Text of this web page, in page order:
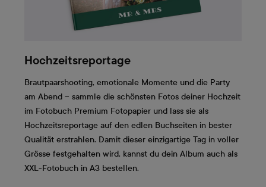
Hochzeitsreportage
Brautpaarshooting, emotionale Momente und die Party
am Abend – sammle die schönsten Fotos deiner Hochzeit
im Fotobuch Premium Fotopapier und lass sie als
Hochzeitsreportage auf den edlen Buchseiten in bester
Qualität erstrahlen. Damit dieser einzigartige Tag in voller
Grösse festgehalten wird, kannst du dein Album auch als
XXL-Fotobuch in A3 bestellen.